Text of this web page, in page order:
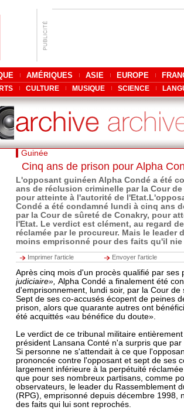
AMÉRIQUES ASIE EUROPE
CULTURE MUSIQUE SCIENCE
Guinée
Cinq ans de prison pour Alpha
L'opposant guinéen Alpha Condé a été
ans de réclusion criminelle par la Cour
pour atteinte à l'autorité de
Condé a été condamné lundi à cinq ans
par la Cour de sûreté de Conakry, pour
l'Etat. Le verdict est clément, au regard
réclamée par le procureur. Mais le leader
moins emprisonné pour des faits qu'il
Imprimer l'article Envoyer l'article
Après cinq mois d'un procès qualifié par ses
judiciaire», Alpha Condé a finalement été
d'emprisonnement, lundi soir, par la Cour de
Sept de ses co-accusés écopent de peines
prison, alors que quarante autres ont
été acquittés «au bénéfice du doute».
Le verdict de ce tribunal militaire
président Lansana Conté n'a surpris que
Si personne ne s'attendait à ce que
prononcée contre l'opposant et sept de ses
largement inférieure à la perpétuité
que pour ses nombreux partisans, comme
observateurs, le leader du Rassemblement
(RPG), emprisonné depuis décembre 1998,
des faits qui lui sont reprochés.